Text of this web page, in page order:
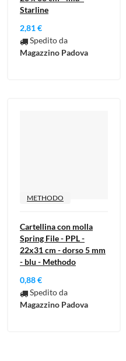
Starline
2,81 €
Spedito da
Magazzino Padova
METHODO
Cartellina con molla
Spring File - PPL -
22x31 cm - dorso 5 mm
- blu - Methodo
0,88 €
Spedito da
Magazzino Padova